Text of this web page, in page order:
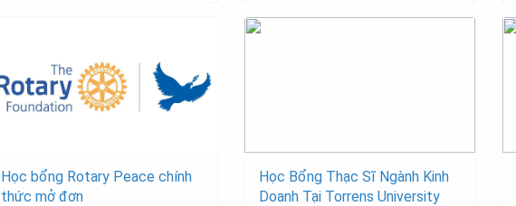
Học bổng Rotary Peace chính
thức mở đơn
Học Bổng Thạc Sĩ Ngành Kinh
Doanh Tại Torrens University